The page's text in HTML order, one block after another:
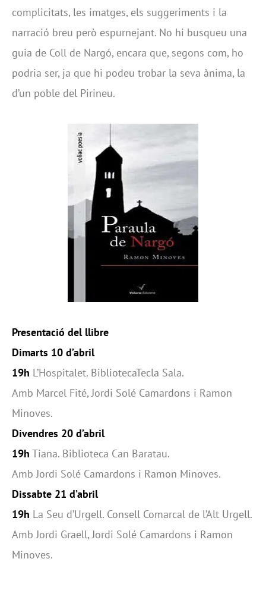
complicitats, les imatges, els suggeriments i la
narració breu però espurnejant. No hi busqueu una
guia de Coll de Nargó, encara que, segons com, ho
podria ser, ja que hi podeu trobar la seva ànima, la
d’un poble del Pirineu.
Presentació del llibre
Dimarts 10 d’abril
19h L’Hospitalet. BibliotecaTecla Sala.
Amb Marcel Fité, Jordi Solé Camardons i Ramon
Minoves.
Divendres 20 d’abril
19h Tiana. Biblioteca Can Baratau.
Amb Jordi Solé Camardons i Ramon Minoves.
Dissabte 21 d’abril
19h La Seu d’Urgell. Consell Comarcal de l’Alt Urgell.
Amb Jordi Graell, Jordi Solé Camardons i Ramon
Minoves.